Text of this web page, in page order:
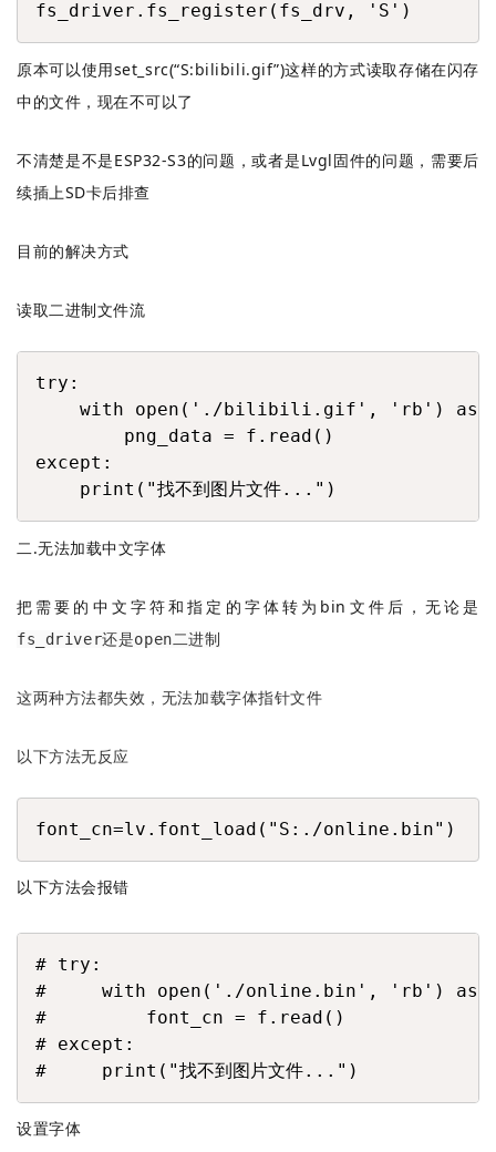
fs_driver.fs_register(fs_drv, 'S')
原本可以使用set_src(“S:bilibili.gif”)这样的方式读取存储在闪存
中的文件，现在不可以了
不清楚是不是ESP32-S3的问题，或者是Lvgl固件的问题，需要后
续插上SD卡后排查
目前的解决方式
读取二进制文件流
try:
with open('./bilibili.gif', 'rb') as
        png_data = f.read()
except:
    print("找不到图片文件...")
二.无法加载中文字体
把需要的中文字符和指定的字体转为bin文件后，无论是
fs_driver还是open二进制
这两种方法都失效，无法加载字体指针文件
以下方法无反应
font_cn=lv.font_load("S:./online.bin")
COPY
以下方法会报错
# try:
#     with open('./online.bin', 'rb') as
#         font_cn = f.read()
# except:
#     print("找不到图片文件...")
设置字体